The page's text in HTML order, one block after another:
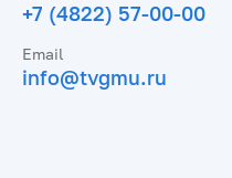
+7 (4822) 57-00-00
Email
info@tvgmu.ru